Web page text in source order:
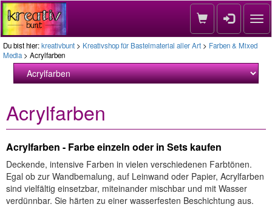
Du bist hier:kreativbunt > Kreativshop für Bastelmaterial aller Art > Farben & Mixed
Media > Acrylfarben
Acrylfarben
Acrylfarben - Farbe einzeln oder in Sets kaufen
Deckende, intensive Farben in vielen verschiedenen Farbtönen.
Egal ob zur Wandbemalung, auf Leinwand oder Papier, Acrylfarben
sind vielfältig einsetzbar, miteinander mischbar und mit Wasser
verdünnbar. Sie härten zu einer wasserfesten Beschichtung aus.